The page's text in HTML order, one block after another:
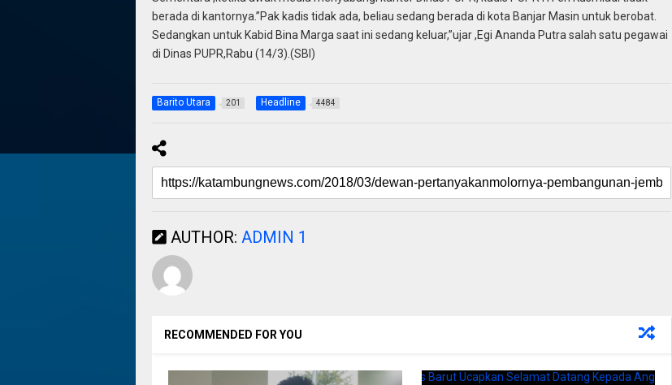
berada di kantornya.”Pak kadis tidak ada, beliau sedang berada di kota Banjar Masin untuk berobat.
Sedangkan untuk Kabid Bina Marga saat ini sedang keluar,”ujar ,Egi Ananda Putra salah satu pegawai
di Dinas PUPR,Rabu (14/3).(SBI)
Barito Utara 201 Headline 4484
AUTHOR: ADMIN 1
RECOMMENDED FOR YOU